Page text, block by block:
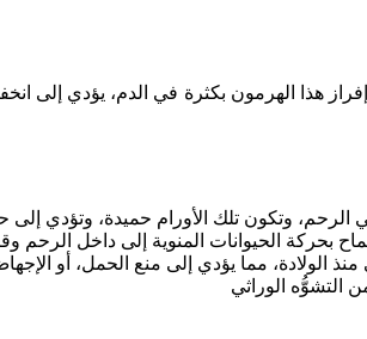
هذا الهرمون بكثرة في الدم، يؤدي إلى